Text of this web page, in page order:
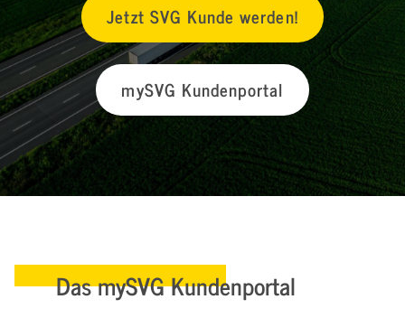
Jetzt SVG Kunde werden!
mySVG Kundenportal
Das mySVG Kundenportal